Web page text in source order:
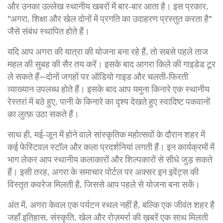
और उनका उल्लेख स्थानीय खबरों में बार‑बार आता है। इस प्रकार,
"अगरा, शिक्षा और खेल दोनों में प्रगति का उदाहरण प्रस्तुत करता है"
जैसे संबंध स्थापित होते हैं।
यदि आप अगरा की यात्रा की योजना बना रहे हैं, तो सबसे पहले ताज
महल की सुबह की सैर तय करें। इसके बाद आगरा किले की गाइडेड टूर
ले सकते हैं—दोनों जगहों पर ऑडियो गाइड और चलती‑फिरती
व्याख्यान उपलब्ध होते हैं। इसके बाद आप यमुना किनारे एक स्थानीय
रेस्तरां में बठे हुए, पानी के किनारे का दृश्य देखते हुए स्वादिष्ट पकवानों
का लुत्फ़ उठा सकते हैं।
साथ ही, मई‑जून में होने वाले सांस्कृतिक महोत्सवों के दौरान शहर में
कई फेस्टिवल स्टॉल और कला प्रदर्शनियां लगती हैं। इन कार्यक्रमों में
भाग लेकर आप स्थानीय कलाकारों और शिल्पकारों से सीधे जुड़ सकते
हैं। इसी तरह, अगरा के समाचार पोर्टल पर अक्सर इन इवेंट्स की
विस्तृत कवरेज मिलती है, जिससे आप पहले से योजना बना सकें।
अंत में, अगरा केवल एक पर्यटन स्थल नहीं है, बल्कि एक जीवंत शहर है
जहाँ इतिहास, संस्कृति, खेल और रोज़मर्रा की ख़बरें एक साथ मिलती